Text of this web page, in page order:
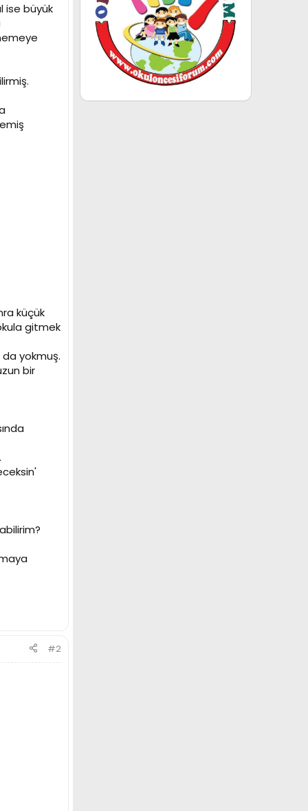
ise büyük
küçük
gitmek
da yokmuş.
bir
#2